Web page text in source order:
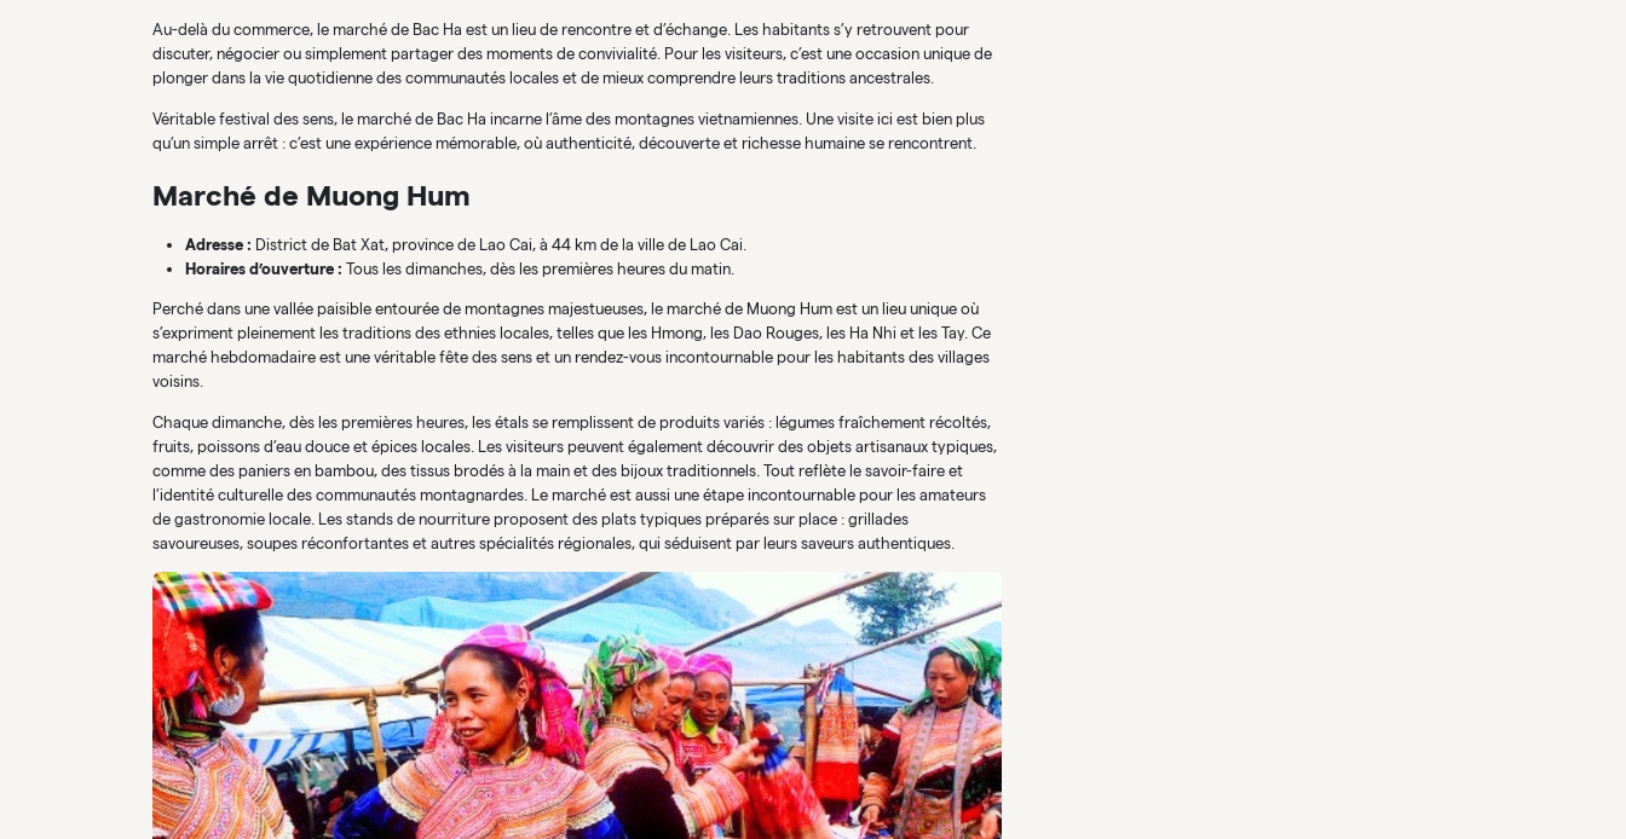
Au-delà du commerce, le marché de Bac Ha est un lieu de rencontre et d’échange. Les habitants s’y retrouvent pour
discuter, négocier ou simplement partager des moments de convivialité. Pour les visiteurs, c’est une occasion unique de
plonger dans la vie quotidienne des communautés locales et de mieux comprendre leurs traditions ancestrales.
Véritable festival des sens, le marché de Bac Ha incarne l’âme des montagnes vietnamiennes. Une visite ici est bien plus
qu’un simple arrêt : c’est une expérience mémorable, où authenticité, découverte et richesse humaine se rencontrent.
Marché de Muong Hum
Adresse : District de Bat Xat, province de Lao Cai, à 44 km de la ville de Lao Cai.
Horaires d’ouverture : Tous les dimanches, dès les premières heures du matin.
Perché dans une vallée paisible entourée de montagnes majestueuses, le marché de Muong Hum est un lieu unique où
s’expriment pleinement les traditions des ethnies locales, telles que les Hmong, les Dao Rouges, les Ha Nhi et les Tay. Ce
marché hebdomadaire est une véritable fête des sens et un rendez-vous incontournable pour les habitants des villages
voisins.
Chaque dimanche, dès les premières heures, les étals se remplissent de produits variés : légumes fraîchement récoltés,
fruits, poissons d’eau douce et épices locales. Les visiteurs peuvent également découvrir des objets artisanaux typiques,
comme des paniers en bambou, des tissus brodés à la main et des bijoux traditionnels. Tout reflète le savoir-faire et
l’identité culturelle des communautés montagnardes. Le marché est aussi une étape incontournable pour les amateurs
de gastronomie locale. Les stands de nourriture proposent des plats typiques préparés sur place : grillades
savoureuses, soupes réconfortantes et autres spécialités régionales, qui séduisent par leurs saveurs authentiques.